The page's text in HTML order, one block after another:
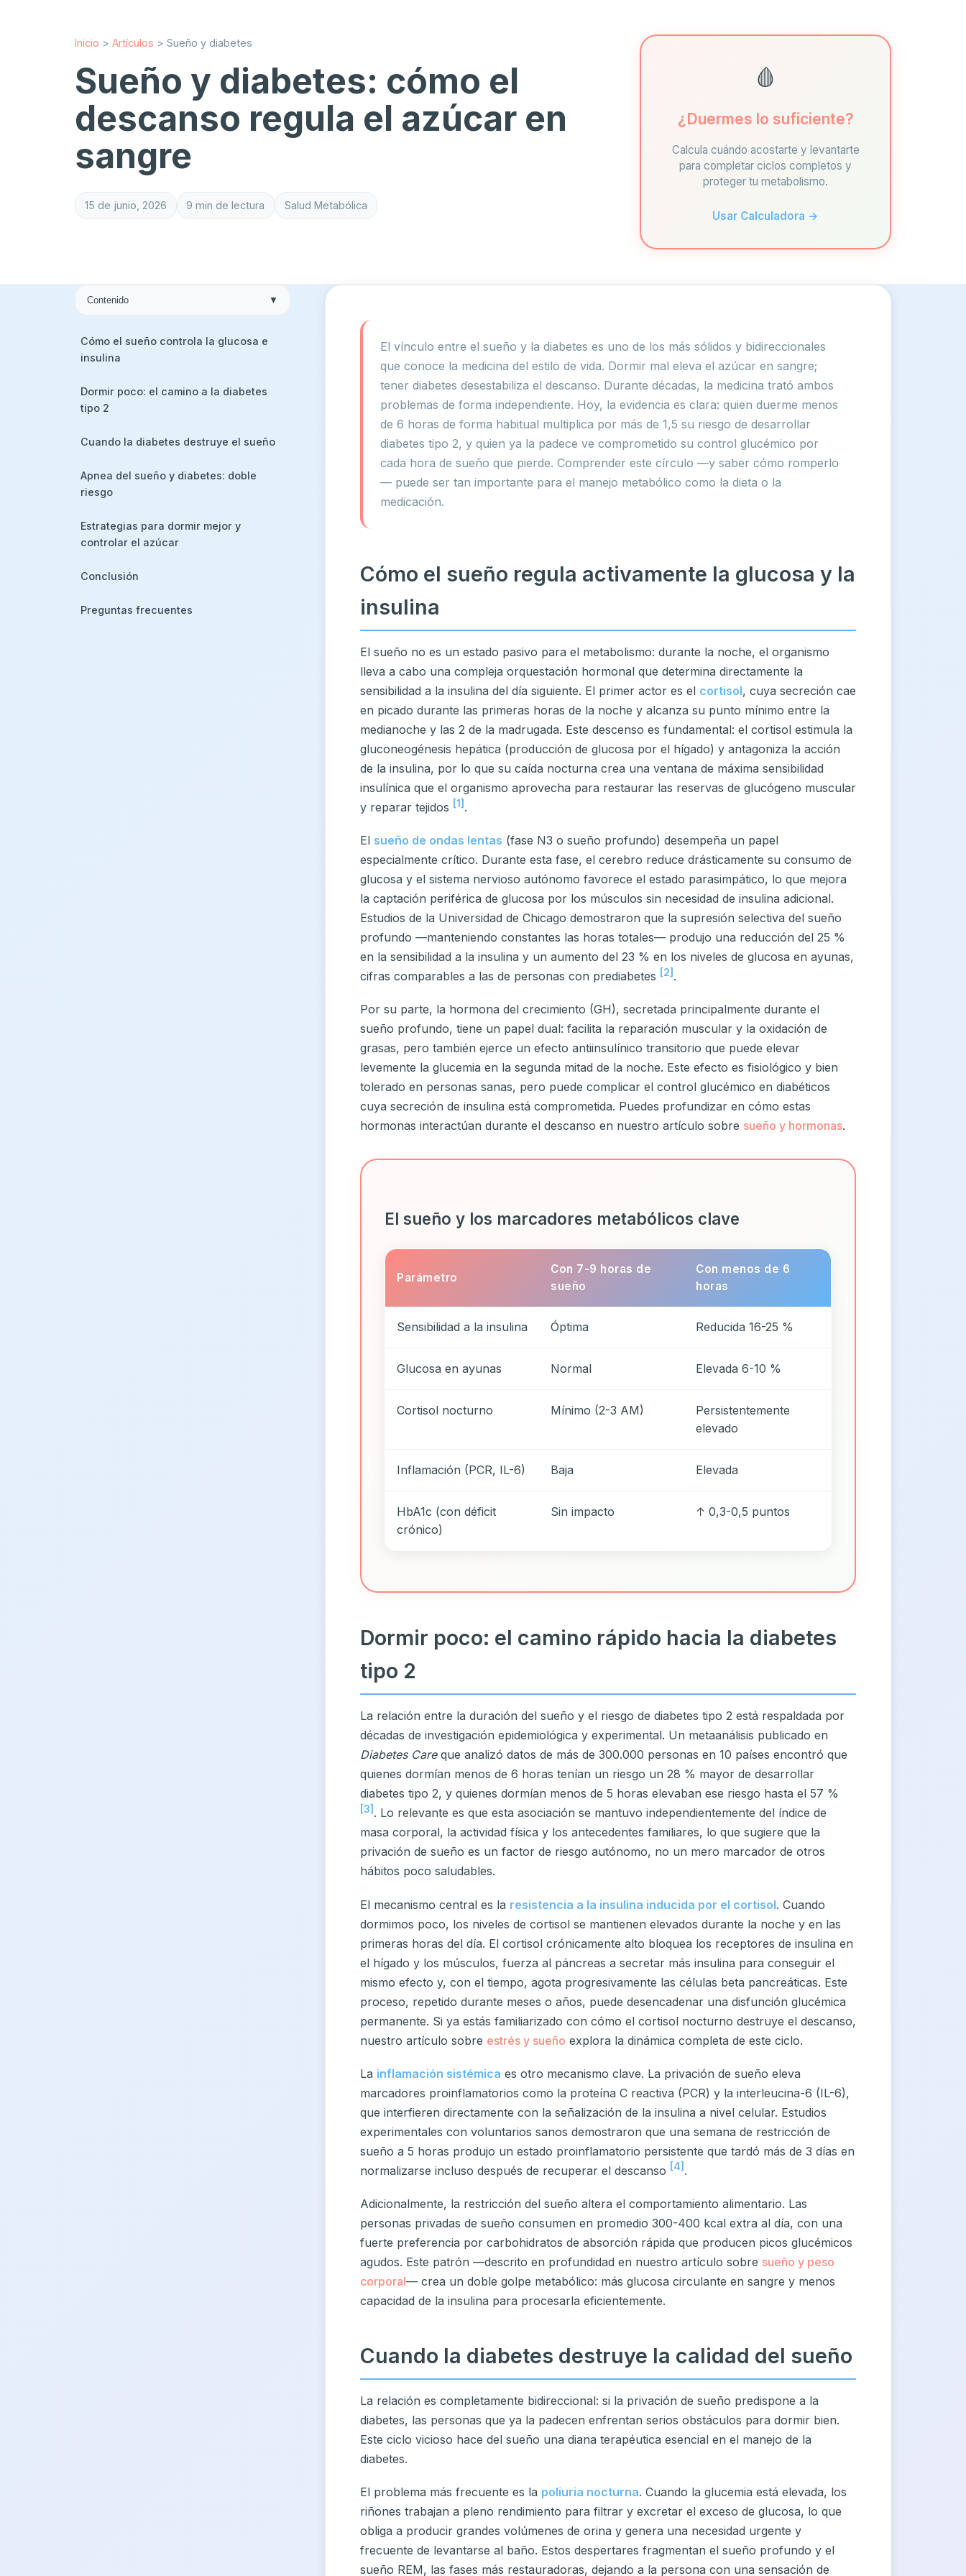
Inicio > Artículos > Sueño y diabetes
Sueño y diabetes: cómo el
descanso regula el azúcar en
sangre
15 de junio, 2026 9 min de lectura Salud Metabólica
🩸
¿Duermes lo suficiente?
Calcula cuándo acostarte y levantarte
para completar ciclos completos y
proteger tu metabolismo.
Usar Calculadora →
Contenido ▼
Cómo el sueño controla la glucosa e
insulina
Dormir poco: el camino a la diabetes
tipo 2
Cuando la diabetes destruye el sueño
Apnea del sueño y diabetes: doble
riesgo
Estrategias para dormir mejor y
controlar el azúcar
Conclusión
Preguntas frecuentes
El vínculo entre el sueño y la diabetes es uno de los más sólidos y bidireccionales
que conoce la medicina del estilo de vida. Dormir mal eleva el azúcar en sangre;
tener diabetes desestabiliza el descanso. Durante décadas, la medicina trató ambos
problemas de forma independiente. Hoy, la evidencia es clara: quien duerme menos
de 6 horas de forma habitual multiplica por más de 1,5 su riesgo de desarrollar
diabetes tipo 2, y quien ya la padece ve comprometido su control glucémico por
cada hora de sueño que pierde. Comprender este círculo —y saber cómo romperlo
— puede ser tan importante para el manejo metabólico como la dieta o la
medicación.
Cómo el sueño regula activamente la glucosa y la
insulina
El sueño no es un estado pasivo para el metabolismo: durante la noche, el organismo
lleva a cabo una compleja orquestación hormonal que determina directamente la
sensibilidad a la insulina del día siguiente. El primer actor es el cortisol, cuya secreción cae
en picado durante las primeras horas de la noche y alcanza su punto mínimo entre la
medianoche y las 2 de la madrugada. Este descenso es fundamental: el cortisol estimula la
gluconeogénesis hepática (producción de glucosa por el hígado) y antagoniza la acción
de la insulina, por lo que su caída nocturna crea una ventana de máxima sensibilidad
insulínica que el organismo aprovecha para restaurar las reservas de glucógeno muscular
y reparar tejidos [1] .
El sueño de ondas lentas (fase N3 o sueño profundo) desempeña un papel
especialmente crítico. Durante esta fase, el cerebro reduce drásticamente su consumo de
glucosa y el sistema nervioso autónomo favorece el estado parasimpático, lo que mejora
la captación periférica de glucosa por los músculos sin necesidad de insulina adicional.
Estudios de la Universidad de Chicago demostraron que la supresión selectiva del sueño
profundo —manteniendo constantes las horas totales— produjo una reducción del 25 %
en la sensibilidad a la insulina y un aumento del 23 % en los niveles de glucosa en ayunas,
cifras comparables a las de personas con prediabetes [2] .
Por su parte, la hormona del crecimiento (GH), secretada principalmente durante el
sueño profundo, tiene un papel dual: facilita la reparación muscular y la oxidación de
grasas, pero también ejerce un efecto antiinsulínico transitorio que puede elevar
levemente la glucemia en la segunda mitad de la noche. Este efecto es fisiológico y bien
tolerado en personas sanas, pero puede complicar el control glucémico en diabéticos
cuya secreción de insulina está comprometida. Puedes profundizar en cómo estas
hormonas interactúan durante el descanso en nuestro artículo sobre sueño y hormonas.
El sueño y los marcadores metabólicos clave
Parámetro
Con 7-9 horas de
sueño
Con menos de 6
horas
Sensibilidad a la insulina Óptima Reducida 16-25 %
Glucosa en ayunas Normal Elevada 6-10 %
Cortisol nocturno Mínimo (2-3 AM)
Persistentemente
elevado
Inflamación (PCR, IL-6) Baja Elevada
HbA1c (con déficit
crónico)
Sin impacto ↑ 0,3-0,5 puntos
Dormir poco: el camino rápido hacia la diabetes
tipo 2
La relación entre la duración del sueño y el riesgo de diabetes tipo 2 está respaldada por
décadas de investigación epidemiológica y experimental. Un metaanálisis publicado en
Diabetes Careque analizó datos de más de 300.000 personas en 10 países encontró que
quienes dormían menos de 6 horas tenían un riesgo un 28 % mayor de desarrollar
diabetes tipo 2, y quienes dormían menos de 5 horas elevaban ese riesgo hasta el 57 %
[3] . Lo relevante es que esta asociación se mantuvo independientemente del índice de
masa corporal, la actividad física y los antecedentes familiares, lo que sugiere que la
privación de sueño es un factor de riesgo autónomo, no un mero marcador de otros
hábitos poco saludables.
El mecanismo central es la resistencia a la insulina inducida por el cortisol. Cuando
dormimos poco, los niveles de cortisol se mantienen elevados durante la noche y en las
primeras horas del día. El cortisol crónicamente alto bloquea los receptores de insulina en
el hígado y los músculos, fuerza al páncreas a secretar más insulina para conseguir el
mismo efecto y, con el tiempo, agota progresivamente las células beta pancreáticas. Este
proceso, repetido durante meses o años, puede desencadenar una disfunción glucémica
permanente. Si ya estás familiarizado con cómo el cortisol nocturno destruye el descanso,
nuestro artículo sobre estrés y sueño explora la dinámica completa de este ciclo.
La inflamación sistémica es otro mecanismo clave. La privación de sueño eleva
marcadores proinflamatorios como la proteína C reactiva (PCR) y la interleucina-6 (IL-6),
que interfieren directamente con la señalización de la insulina a nivel celular. Estudios
experimentales con voluntarios sanos demostraron que una semana de restricción de
sueño a 5 horas produjo un estado proinflamatorio persistente que tardó más de 3 días en
normalizarse incluso después de recuperar el descanso [4] .
Adicionalmente, la restricción del sueño altera el comportamiento alimentario. Las
personas privadas de sueño consumen en promedio 300-400 kcal extra al día, con una
fuerte preferencia por carbohidratos de absorción rápida que producen picos glucémicos
agudos. Este patrón —descrito en profundidad en nuestro artículo sobre sueño y peso
corporal— crea un doble golpe metabólico: más glucosa circulante en sangre y menos
capacidad de la insulina para procesarla eficientemente.
Cuando la diabetes destruye la calidad del sueño
La relación es completamente bidireccional: si la privación de sueño predispone a la
diabetes, las personas que ya la padecen enfrentan serios obstáculos para dormir bien.
Este ciclo vicioso hace del sueño una diana terapéutica esencial en el manejo de la
diabetes.
El problema más frecuente es la poliuria nocturna. Cuando la glucemia está elevada, los
riñones trabajan a pleno rendimiento para filtrar y excretar el exceso de glucosa, lo que
obliga a producir grandes volúmenes de orina y genera una necesidad urgente y
frecuente de levantarse al baño. Estos despertares fragmentan el sueño profundo y el
sueño REM, las fases más restauradoras, dejando a la persona con una sensación de